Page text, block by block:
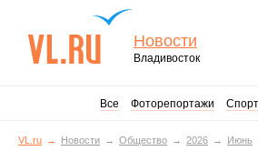
Новости
Владивосток
Все Фоторепортажи Спорт
VL.ru Новости Общество 2026 Июнь